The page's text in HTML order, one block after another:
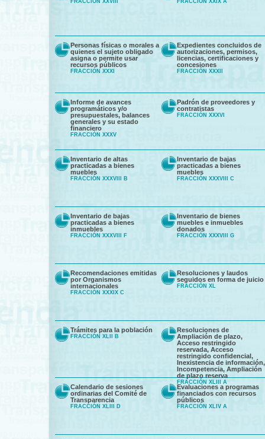
Personas físicas o morales a
quienes el sujeto obligado
asigna o permite usar
recursos públicos
FRACCIÓN XXXI
Expedientes concluidos de
autorizaciones, permisos,
licencias, certificaciones y
concesiones
FRACCIÓN XXXII
Informe de avances
programáticos y/o
presupuestales, balances
generales y su estado
financiero
FRACCIÓN XXXV
Padrón de proveedores y
contratistas
FRACCIÓN XXXVI
Inventario de altas
practicadas a bienes
muebles
FRACCIÓN XXXVIII B
Inventario de bajas
practicadas a bienes
muebles
FRACCIÓN XXXVIII C
Inventario de bajas
practicadas a bienes
inmuebles
FRACCIÓN XXXVIII F
Inventario de bienes
muebles e inmuebles
donados
FRACCIÓN XXXVIII G
Recomendaciones emitidas
por Organismos
internacionales
FRACCIÓN XXXIX C
Resoluciones y laudos
seguidos en forma de juicio
FRACCIÓN XL
Trámites para la población
FRACCIÓN XLII B
Resoluciones de
Ampliación de plazo,
Acceso restringido
reservada, Acceso
restringido confidencial,
Inexistencia de información,
Incompetencia, Ampliación
de plazo reserva
FRACCIÓN XLIII A
Calendario de sesiones
ordinarias del Comité de
Transparencia
FRACCIÓN XLIII D
Evaluaciones a programas
financiados con recursos
públicos
FRACCIÓN XLIV A